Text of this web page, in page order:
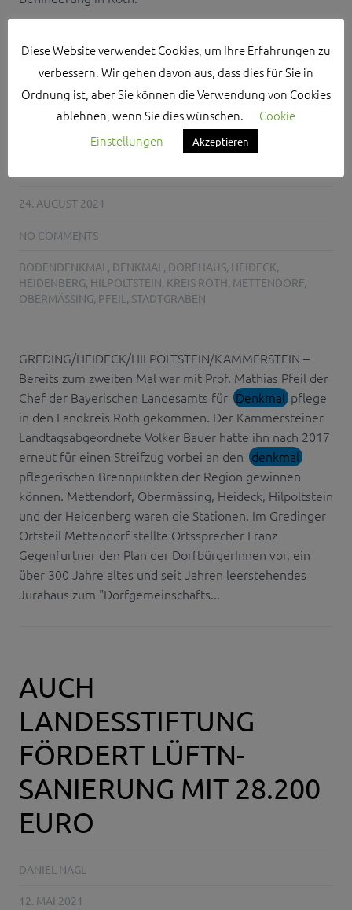
DENKMALTOUR DURCH
DEN KREIS ROTH
24. AUGUST 2021
NO COMMENTS
BODENDENKMAL , DENKMAL , DORFHAUS, HEIDECK,
HEIDENBERG, HILPOLTSTEIN, KREIS ROTH, METTENDORF,
OBERMÄSSING, PFEIL , STADTGRABEN
GREDING/HEIDECK/HILPOLTSTEIN/KAMMERSTEIN –
Bereits zum zweiten Mal war mit Prof. Mathias Pfeil der
Chef der Bayerischen Landesamts für Denkmal pflege
in den Landkreis Roth gekommen. Der Kammersteiner
Landtagsabgeordnete Volker Bauer hatte ihn nach 2017
erneut für einen Streifzug vorbei an den denkmal
pflegerischen Brennpunkten der Region gewinnen
können. Mettendorf, Obermässing, Heideck, Hilpoltstein
und der Heidenberg waren die Stationen. Im Gredinger
Ortsteil Mettendorf stellte Ortssprecher Franz
Gegenfurtner den Plan der DorfbürgerInnen vor, ein
über 300 Jahre altes und seit Jahren leerstehendes
Jurahaus zum "Dorfgemeinschafts...
AUCH
LANDESSTIFTUNG
FÖRDERT LÜFTN-
SANIERUNG MIT 28.200
EURO
DANIEL NAGL
12. MAI 2021
Diese Website verwendet Cookies, um Ihre Erfahrungen zu
verbessern. Wir gehen davon aus, dass dies für Sie in
Ordnung ist, aber Sie können die Verwendung von Cookies
ablehnen, wenn Sie dies wünschen.
Cookie
Einstellungen
Akzeptieren